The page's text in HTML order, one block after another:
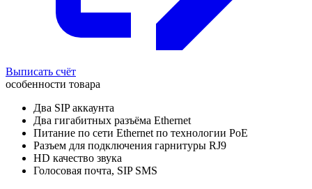
Выписать счёт
особенности товара
Два SIP аккаунта
Два гигабитных разъёма Ethernet
Питание по сети Ethernet по технологии PoE
Разъем для подключения гарнитуры RJ9
HD качество звука
Голосовая почта, SIP SMS